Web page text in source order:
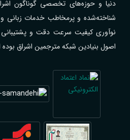
دنیا و حوزه‌های تخصصی گوناگون
شناخته‌شده و پرمخاطب خدمات زبانی
نوآوری کیفیت سرعت دقت و پشتیبانی
اصول بنیادین شبکه مترجمین اشراق